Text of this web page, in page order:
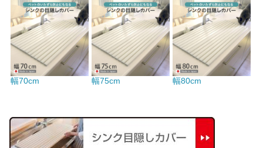
幅70cm 幅75cm 幅80cm